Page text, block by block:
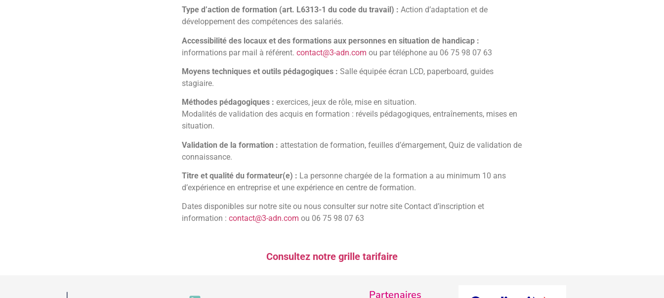
Type d’action de formation (art. L6313-1 du code du travail) : Action d’adaptation et de
développement des compétences des salariés.
Accessibilité des locaux et des formations aux personnes en situation de handicap :
informations par mail à référent. contact@3-adn.com ou par téléphone au 06 75 98 07 63
Moyens techniques et outils pédagogiques : Salle équipée écran LCD, paperboard, guides
stagiaire.
Méthodes pédagogiques : exercices, jeux de rôle, mise en situation.
Modalités de validation des acquis en formation : réveils pédagogiques, entraînements, mises en
situation.
Validation de la formation : attestation de formation, feuilles d’émargement, Quiz de validation de
connaissance.
Titre et qualité du formateur(e) : La personne chargée de la formation a au minimum 10 ans
d’expérience en entreprise et une expérience en centre de formation.
Dates disponibles sur notre site ou nous consulter sur notre site Contact d’inscription et
information : contact@3-adn.com ou 06 75 98 07 63
Consultez notre grille tarifaire
Partenaires